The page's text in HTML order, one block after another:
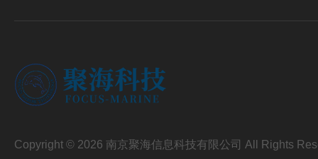
Copyright © 2026 南京聚海信息科技有限公司 All Rights